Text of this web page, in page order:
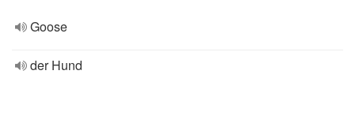
Goose
der Hund